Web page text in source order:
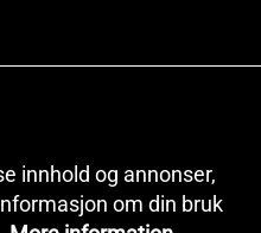
innhold og annonser,
om din bruk